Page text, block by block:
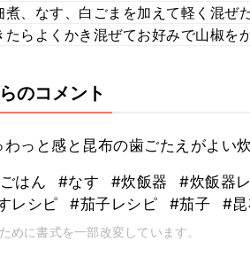
、なす、白ごまを加えて軽く混ぜ
らよくかき混ぜてお好みで山椒を
のコメント
わっと感と昆布の歯ごたえがよい
はん #なす #炊飯器 #炊飯器
レシピ #茄子レシピ #茄子 #
めに書式を一部改変しています。